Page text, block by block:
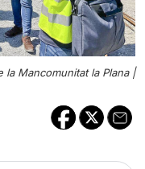
la Mancomunitat la Plana |